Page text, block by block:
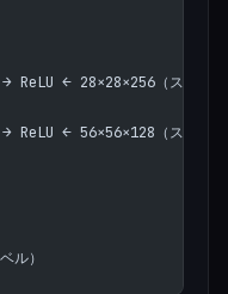
ReLU ← 28×28×256（スキップ
ReLU ← 56×56×128（スキップ
ル）